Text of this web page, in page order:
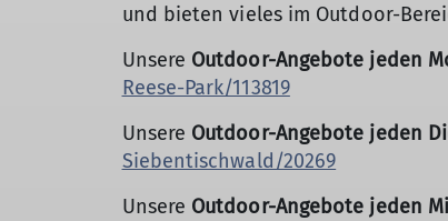
und bieten vieles im Outdoor-
Unsere Outdoor-Angebote jeden
Reese-Park/113819
Unsere Outdoor-Angebote jeden
Siebentischwald/20269
Unsere Outdoor-Angebote jeden